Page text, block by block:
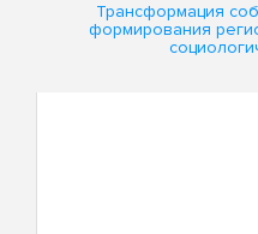
Трансформация
формирования